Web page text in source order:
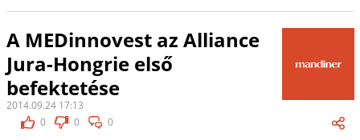
A MEDinnovest az Alliance
Jura-Hongrie első
befektetése
2014.09.24 17:13
0
0 0